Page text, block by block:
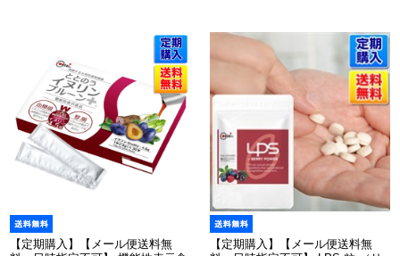
【定期購入】【メール便送料無
【定期購入】【メール便送料無